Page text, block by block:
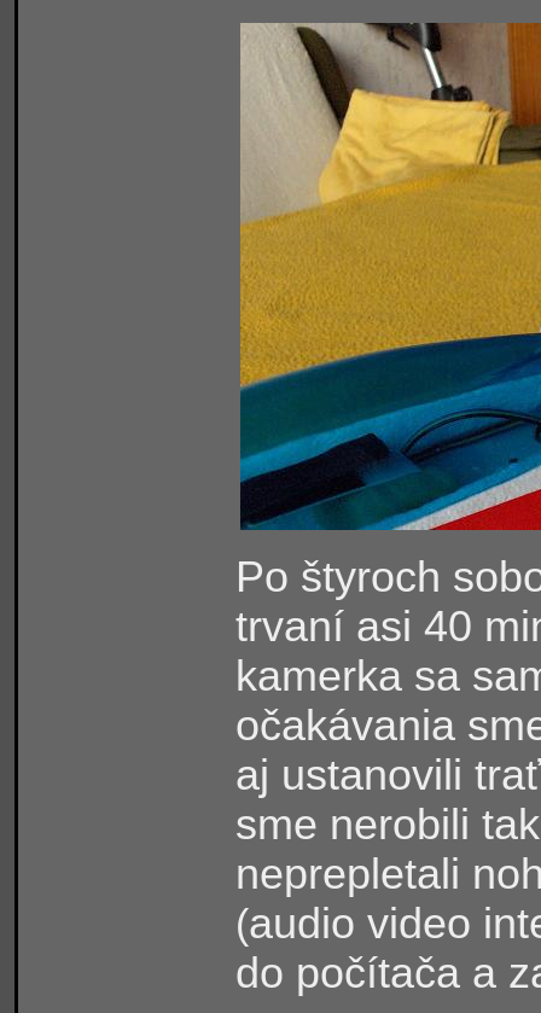
Po štyroch
trvaní asi 40
kamerka sa
očakávania
aj ustanovili
sme nerobili
neprepletali
(audio video
do počítača a